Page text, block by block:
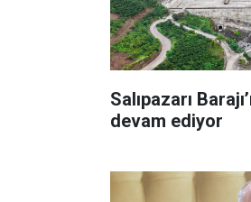
Salıpazarı
devam ediyor